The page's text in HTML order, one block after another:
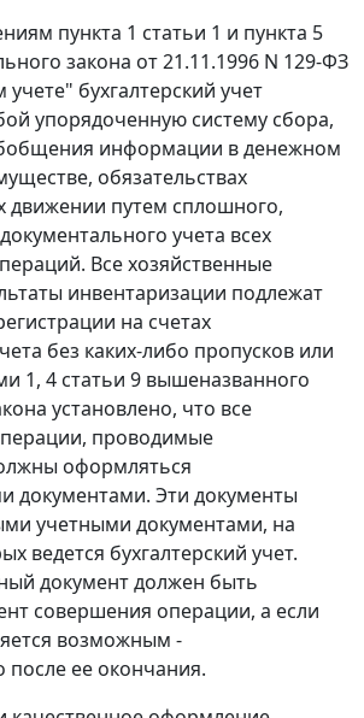
пункта 1 статьи 1 и пункта 5
закона от 21.11.1996 N 129-ФЗ
бухгалтерский учет
упорядоченную систему сбора,
информации в денежном
обязательствах
движении путем сплошного,
учета всех
Все хозяйственные
инвентаризации подлежат
на счетах
без каких-либо пропусков или
1, 4 статьи 9 вышеназванного
установлено, что все
проводимые
оформляться
документами. Эти документы
учетными документами, на
ведется бухгалтерский учет.
документ должен быть
совершения операции, а если
возможным -
после ее окончания.